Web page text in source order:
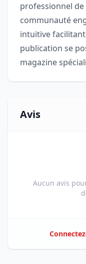
professionnel de
communauté
intuitive
publication se
magazine
Avis
Aucun avis